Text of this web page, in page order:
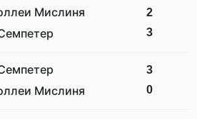
Мислиня
2
3
Мислиня
3
0